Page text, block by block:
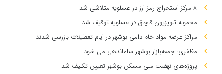
۸ مرکز استخراج رمز ارز در عسلویه متلاشی شد
محموله تلویزیون قاچاق در عسلویه توقیف شد
مراکز عرضه مواد خام دامی بوشهر در ایام تعطیلات بازرسی شدند
مظفری: جمعه‌بازار بوشهر ساماندهی می‌ شود
پروژه‌های نهضت ملی مسکن بوشهر تعیین تکلیف شد